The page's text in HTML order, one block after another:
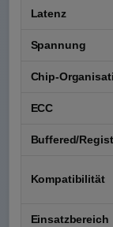
Latenz
Spannung
Chip-
ECC
Buffered/
Kompatibilität
Einsatzbereich